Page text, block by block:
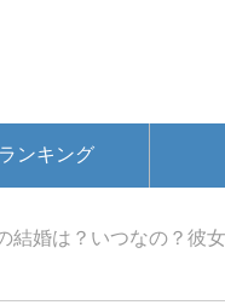
ランキング
結婚は？いつなの？彼